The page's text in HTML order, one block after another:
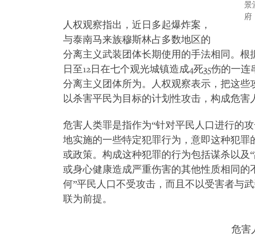
景
府
人权观察指出，近日多起爆炸案，
与泰南马来族穆斯林占多数地区的
分离主义武装团体长期使用的手法相同。根
日至12日在七个观光城镇造成4死35伤的一
分离主义团体所为。人权观察表示，把这些
以杀害平民为目标的计划性攻击，构成危害
危害人类罪是指作为“针对平民人口进行的
地实施的一些特定犯罪行为，意即这种犯罪
或政策。构成这种犯罪的行为包括谋杀以及
或身心健康造成严重伤害的其他性质相同的
何”平民人口不受攻击，而且不以受害者与
联为前提。
危害